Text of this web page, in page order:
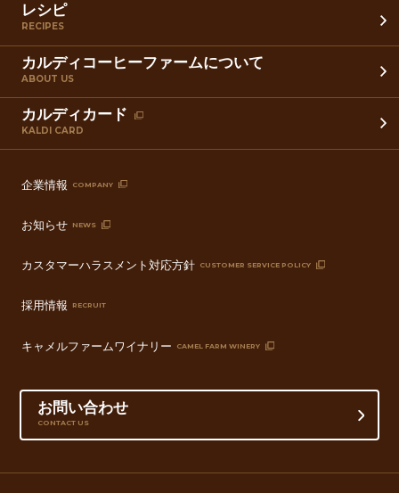
レシピ
RECIPES
カルディコーヒーファームについて
ABOUT US
カルディカード
KALDI CARD
企業情報 COMPANY
お知らせ NEWS
カスタマーハラスメント対応方針 CUSTOMER SERVICE POLICY
採用情報 RECRUIT
キャメルファームワイナリー CAMEL FARM WINERY
お問い合わせ
CONTACT US